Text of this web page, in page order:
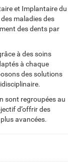
et Implantaire du
maladies des
des dents par
à des soins
à chaque
des solutions
sont regroupées au
d’offrir des
avancées.